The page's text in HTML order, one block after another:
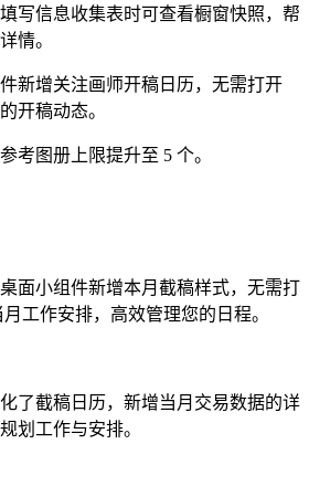
信息收集表时可查看橱窗快照，帮
情。
增关注画师开稿日历，无需打开
开稿动态。
图册上限提升至 5 个。
小组件新增本月截稿样式，无需打
工作安排，高效管理您的日程。
截稿日历，新增当月交易数据的详
划工作与安排。